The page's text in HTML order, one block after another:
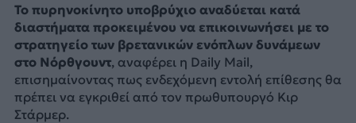
Το πυρηνοκίνητο υποβρύχιο αναδύεται κατά
διαστήματα προκειμένου να επικοινωνήσει με το
στρατηγείο των βρετανικών ενόπλων δυνάμεων
στο Νόρθγουντ, αναφέρει η Daily Mail,
επισημαίνοντας πως ενδεχόμενη εντολή επίθεσης θα
πρέπει να εγκριθεί από τον πρωθυπουργό Κιρ
Στάρμερ.